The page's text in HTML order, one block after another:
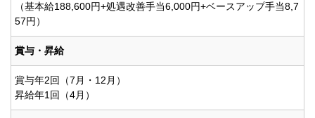
（基本給188,600円+処遇改善手当6,000円+ベースアップ手当8,7
57円）
賞与・昇給
賞与年2回（7月・12月）
昇給年1回（4月）